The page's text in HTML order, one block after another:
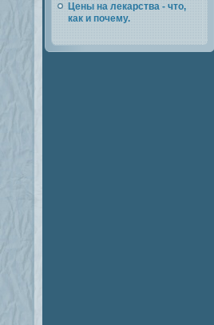
Цены на лекарства - что,
как и почему.